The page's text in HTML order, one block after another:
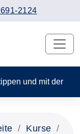
2124
und mit
Kurse